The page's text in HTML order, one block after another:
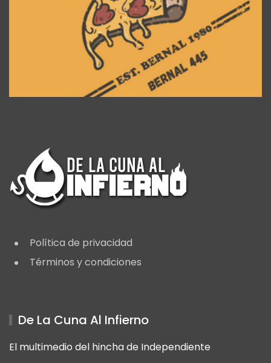
Política de privacidad
Términos y condiciones
De La Cuna Al Infierno
El multimedio del hincha de Independiente